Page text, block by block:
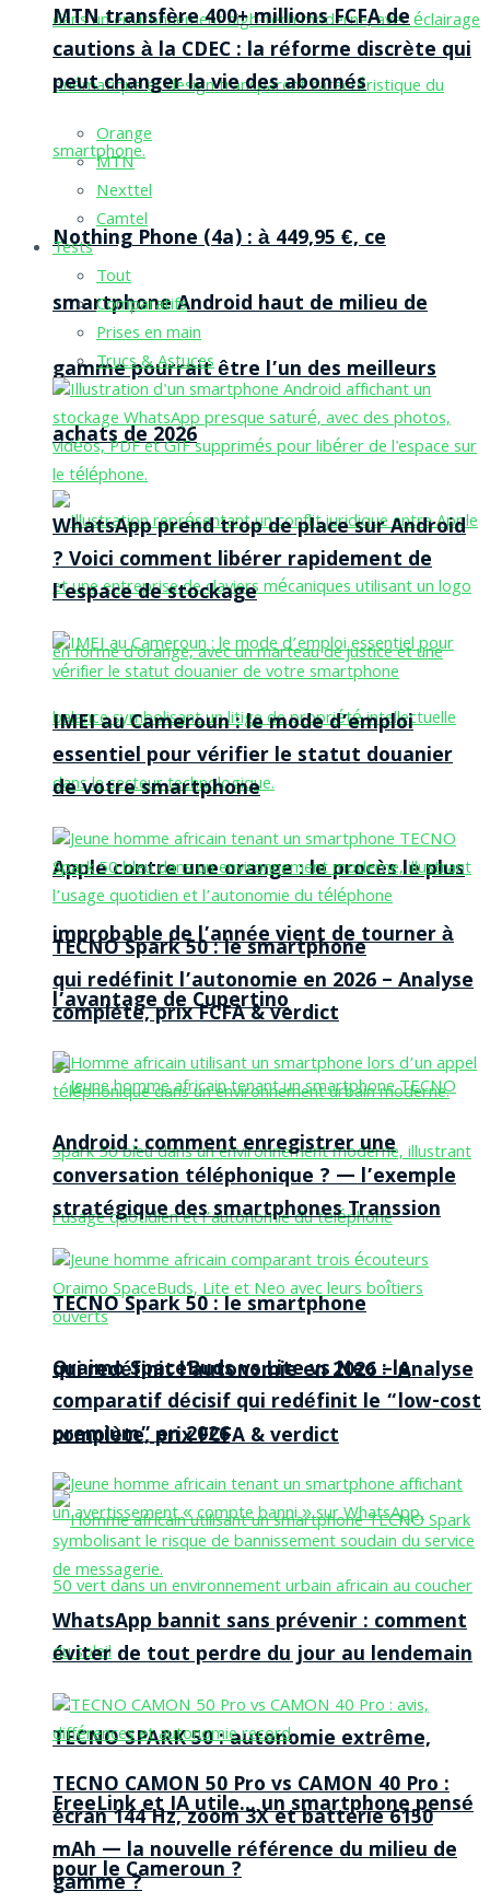
Nothing Phone (4a) : à 449,95 €, ce
smartphone Android haut de milieu de
gamme pourrait être l’un des meilleurs
achats de 2026
Apple contre une orange : le procès le plus
improbable de l’année vient de tourner à
l’avantage de Cupertino
TECNO Spark 50 : le smartphone
qui redéfinit l’autonomie en 2026 – Analyse
complète, prix FCFA & verdict
TECNO SPARK 50 : autonomie extrême,
FreeLink et IA utile… un smartphone pensé
pour le Cameroun ?
MTN transfère 400+ millions FCFA de
cautions à la CDEC : la réforme discrète qui
peut changer la vie des abonnés
Orange
MTN
Nexttel
Camtel
Tests
Tout
Comparatifs
Prises en main
Trucs & Astuces
WhatsApp prend trop de place sur Android
? Voici comment libérer rapidement de
l’espace de stockage
IMEI au Cameroun : le mode d’emploi
essentiel pour vérifier le statut douanier
de votre smartphone
TECNO Spark 50 : le smartphone
qui redéfinit l’autonomie en 2026 – Analyse
complète, prix FCFA & verdict
Android : comment enregistrer une
conversation téléphonique ? — l’exemple
stratégique des smartphones Transsion
Oraimo SpaceBuds vs Lite vs Neo : le
comparatif décisif qui redéfinit le “low-cost
premium” en 2026
WhatsApp bannit sans prévenir : comment
éviter de tout perdre du jour au lendemain
TECNO CAMON 50 Pro vs CAMON 40 Pro :
écran 144 Hz, zoom 3X et batterie 6150
mAh — la nouvelle référence du milieu de
gamme ?